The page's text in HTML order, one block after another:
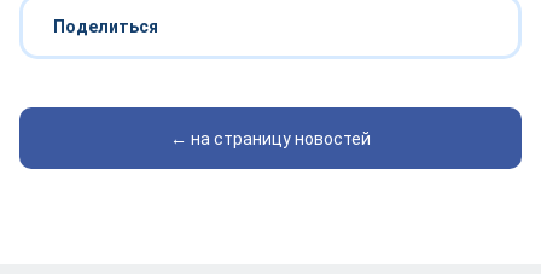
Поделиться
← на страницу новостей